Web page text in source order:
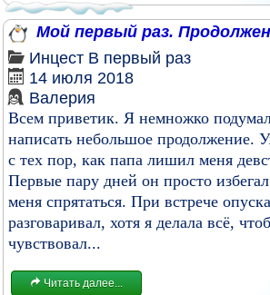
Мой первый раз.
Инцест В первый раз
14 июля 2018
Валерия
Всем приветик. Я немножко
написать небольшое продолжение.
с тех пор, как папа лишил меня
Первые пару дней он просто
меня спрятаться. При встрече
разговаривал, хотя я делала всё,
чувствовал...
Читать далее...